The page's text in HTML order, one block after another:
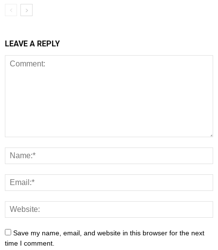
LEAVE A REPLY
Save my name, email, and website in this browser for the next
time I comment.